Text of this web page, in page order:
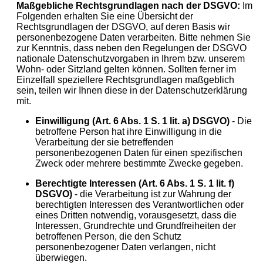
Maßgebliche Rechtsgrundlagen nach der DSGVO: Im
Folgenden erhalten Sie eine Übersicht der
Rechtsgrundlagen der DSGVO, auf deren Basis wir
personenbezogene Daten verarbeiten. Bitte nehmen Sie
zur Kenntnis, dass neben den Regelungen der DSGVO
nationale Datenschutzvorgaben in Ihrem bzw. unserem
Wohn- oder Sitzland gelten können. Sollten ferner im
Einzelfall speziellere Rechtsgrundlagen maßgeblich
sein, teilen wir Ihnen diese in der Datenschutzerklärung
mit.
Einwilligung (Art. 6 Abs. 1 S. 1 lit. a) DSGVO) - Die
betroffene Person hat ihre Einwilligung in die
Verarbeitung der sie betreffenden
personenbezogenen Daten für einen spezifischen
Zweck oder mehrere bestimmte Zwecke gegeben.
Berechtigte Interessen (Art. 6 Abs. 1 S. 1 lit. f)
DSGVO) - die Verarbeitung ist zur Wahrung der
berechtigten Interessen des Verantwortlichen oder
eines Dritten notwendig, vorausgesetzt, dass die
Interessen, Grundrechte und Grundfreiheiten der
betroffenen Person, die den Schutz
personenbezogener Daten verlangen, nicht
überwiegen.